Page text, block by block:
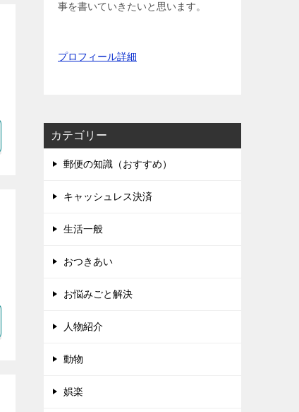
事を書いていきたいと思います。
プロフィール詳細
カテゴリー
郵便の知識（おすすめ）
キャッシュレス決済
生活一般
おつきあい
お悩みごと解決
人物紹介
動物
娯楽